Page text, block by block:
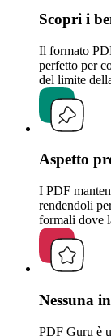
Scopri i
Il formato
perfetto per
del limite
Aspetto
I PDF
rendendoli
formali dove
Nessuna
PDF Guru è